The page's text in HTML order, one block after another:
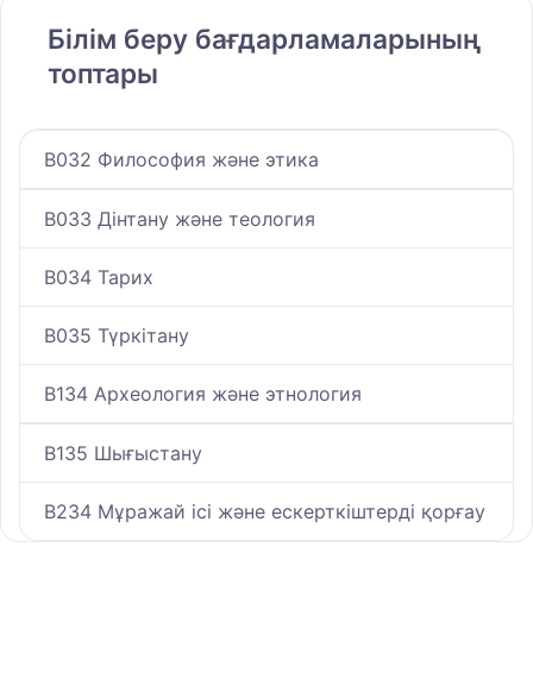
Білім беру бағдарламаларының
топтары
B032 Философия және этика
B033 Дінтану және теология
B034 Тарих
B035 Түркітану
B134 Археология және этнология
B135 Шығыстану
B234 Мұражай ісі және ескерткіштерді қорғау